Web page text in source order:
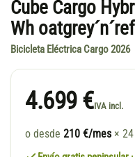
Cube Cargo
Wh
Bicicleta Eléctrica Cargo 2026
4.699 €IVA incl.
o desde 210 €/mes ×